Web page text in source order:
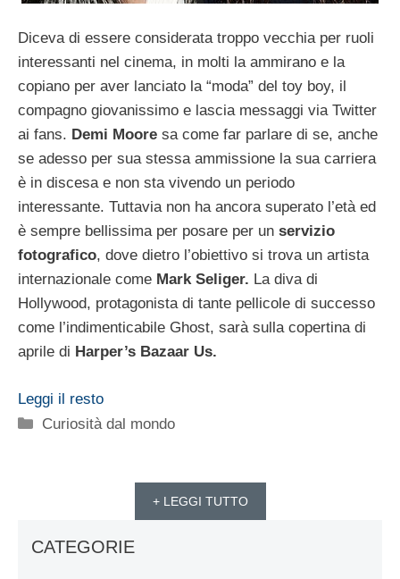
Diceva di essere considerata troppo vecchia per ruoli
interessanti nel cinema, in molti la ammirano e la
copiano per aver lanciato la “moda” del toy boy, il
compagno giovanissimo e lascia messaggi via Twitter
ai fans. Demi Moore sa come far parlare di se, anche
se adesso per sua stessa ammissione la sua carriera
è in discesa e non sta vivendo un periodo
interessante. Tuttavia non ha ancora superato l’età ed
è sempre bellissima per posare per un servizio
fotografico, dove dietro l’obiettivo si trova un artista
internazionale come Mark Seliger. La diva di
Hollywood, protagonista di tante pellicole di successo
come l’indimenticabile Ghost, sarà sulla copertina di
aprile di Harper’s Bazaar Us.
Leggi il resto
Categorie
Curiosità dal mondo
+ LEGGI TUTTO
CATEGORIE